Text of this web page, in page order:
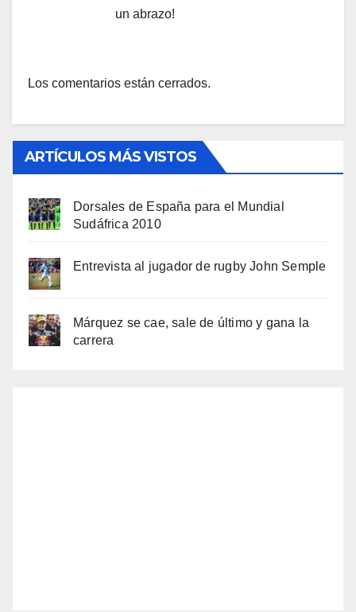
un abrazo!
Los comentarios están cerrados.
ARTÍCULOS MÁS VISTOS
Dorsales de España para el Mundial
Sudáfrica 2010
Entrevista al jugador de rugby John Semple
Márquez se cae, sale de último y gana la
carrera